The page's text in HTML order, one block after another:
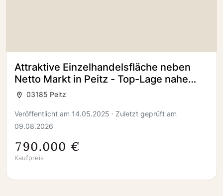
Attraktive Einzelhandelsfläche neben
Netto Markt in Peitz - Top-Lage nahe
dem Ortskern!
03185 Peitz
Veröffentlicht am 14.05.2025 · Zuletzt geprüft am
09.08.2026
790.000 €
Kaufpreis